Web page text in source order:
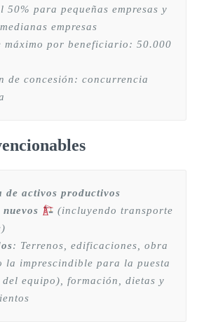
50% para pequeñas empresas y
empresas
máximo por beneficiario: 50.000
de concesión: concurrencia
de activos productivos
(incluyendo transporte
: Terrenos, edificaciones, obra
la imprescindible para la puesta
del equipo), formación, dietas y